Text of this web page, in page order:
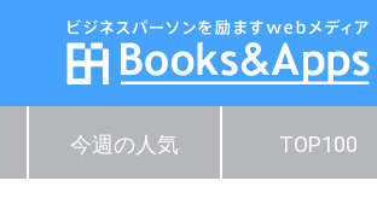
今週の人気 TOP100